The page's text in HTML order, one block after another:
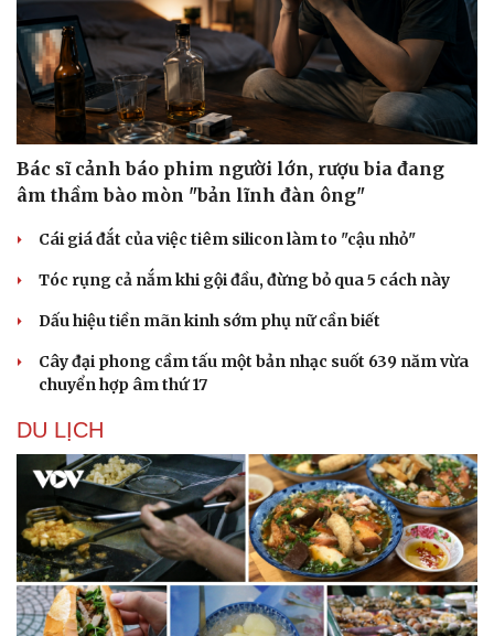
Sức khỏe
Dinh dưỡng - món ngon
Cây thuốc
Đời sống
Nhà đẹp
Blog
Bác sĩ cảnh báo phim người lớn, rượu bia đang
âm thầm bào mòn "bản lĩnh đàn ông"
Cái giá đắt của việc tiêm silicon làm to "cậu nhỏ"
Tóc rụng cả nắm khi gội đầu, đừng bỏ qua 5 cách này
Dấu hiệu tiền mãn kinh sớm phụ nữ cần biết
Cây đại phong cầm tấu một bản nhạc suốt 639 năm vừa
chuyển hợp âm thứ 17
DU LỊCH